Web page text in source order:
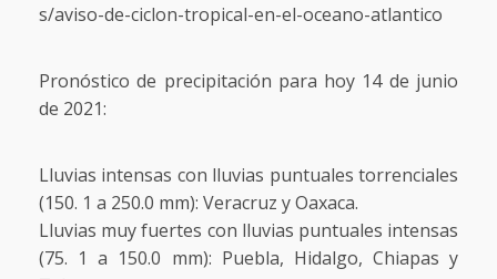
s/aviso-de-ciclon-tropical-en-el-oceano-atlantico
Pronóstico de precipitación para hoy 14 de junio
de 2021:
Lluvias intensas con lluvias puntuales torrenciales
(150. 1 a 250.0 mm): Veracruz y Oaxaca.
Lluvias muy fuertes con lluvias puntuales intensas
(75. 1 a 150.0 mm): Puebla, Hidalgo, Chiapas y